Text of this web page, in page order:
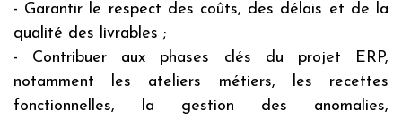
- Garantir le respect des coûts, des délais et de la
qualité des livrables ;
- Contribuer aux phases clés du projet ERP,
notamment les ateliers métiers, les recettes
fonctionnelles, la gestion des anomalies,